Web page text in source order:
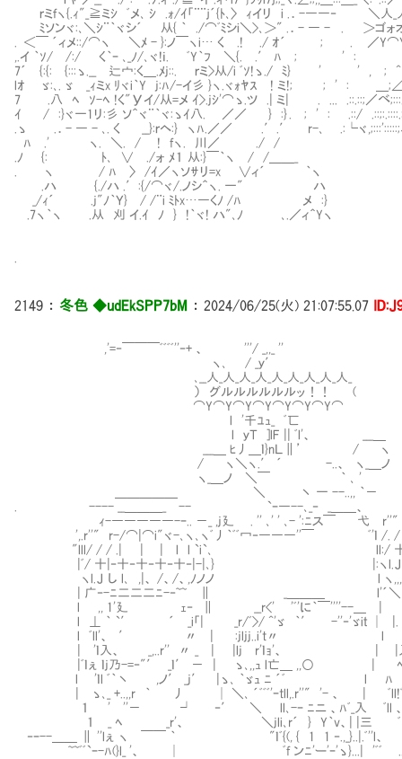
ｒミｆヽ{.ｨ"_≧ミｼ ﾞメ､ ｼ .ｫ/ｲ「¨¨ｊ´{ﾄ､〉 ｨイリ i .．-――‐ ＼人_人
ﾐソンヾ:､＼ｼ¨｀ヾシ´ 从{ ｀ ./⌒ﾞﾐシi＼>､＞" .．- ― - . ＞ゴォオ
. ＜￣ ´ィメ::/⌒ヽ ＼ﾒ - }:ノ￣ヽi… く .! ./ ｵ´ ; . ／
,.イ ｀ｿ/ /:/ く｀ｰ ､_ﾉ/､ヾ!ｉ. ﾞY｀ﾌ ＼{. .′ ﾊ
7´ {:{: {:::ゝ.__ 辷宀:く＿.ﾒj::. ｒミ>从/i ﾞｿ!ゝ./ ﾐ} ' ' , ; ^ :
lｵ ゞ:､. ゞ _ｨミx ﾘヾi｀Y j:ﾊ/-イ彡 }ヽ.ヾｫﾔｽ ! ミ!; ; ' : ＿
7 .八 ﾍ ｿ-ﾍ !く"Уイ/从=メ ｲ>.jｼ'⌒ゝ.ツ .| ミ| . ... .::.::;／べ
ｲ / :}ヾ一1リ:彡 ソ＾ヾ¨｀ヾ:ゝｲ八. ／／ } :} . ; ' : .::/
.ゝ .．- ― - ､. く __}:ｒヘ:} ヽﾊ.／／ .′.′ r-､ .:└ヾ,;:::':::::;ｨ
ﾊ .' ヽ. ＼. / ! fヽ. 川／ ./ /
.ﾉ {: ﾄ､ ∨ ./ォ ﾒ１ 从:}￣｀ヽ / /＿＿_
. ヽ / ﾊ 〉 /ｲ／ヽソｻリ=x ∨ィ´ ｀ヽ
.ハ {./ハ .′:{/⌒ヾ/.ノシ＾ヽ. 一" ハ
_/ｨ´ .j"ﾉ｀Ｙ} / /¨i ﾐﾄx…―くﾉ /ﾊ メ :}
.7ヽ｀ヽ .从 刈 イ.ｲ ﾉ } !｀ヾ! ハ"､ﾉ ､.／ィ＾Yヽ
2149 ： 冬色 ◆udEkSPP7bM ： 2024/06/25(火) 21:07:55.07
,'=‐￣￣￣ﾞﾞﾞﾞ''‐+ 、 '''/ _,,_ ''
ヽ､ / _ｙ′
､__人_人_人_人_人_人_人_人_人_
） グルルルルルルッ
⌒Y⌒Y⌒Y⌒Y⌒Y⌒Y⌒Y⌒
l '千ﾕｭ_ ﾞ匸 __＿
l ｙＴ ]lF || ﾞl'、 ___
___＿ ﾋ丿＿ｌ}nＬ∥’ / ヽ ヽ_
/ ヽ＼ヽ.′ ´ -..、 ヽ_
ヽ_＿ノ ＼￣ ｀ ､ '
＿＿＿＿＿ ＼ 丶 一 --..,, ｀
. ---- __＿＿＿_ -- `ｰ―--､_‐ _＿＿、
ｨ-―――――-ｰ.. －_ ,j廴 . '' ､' ' ､- ':ﾆス￣ 弋 r''" r-/
',.r''" r-/⌒|⌒i"ヾ-､ヽ､ヽﾞ丿｀ﾞﾞ冖‐―――''￣ ﾞ'ｌ /
"lll/ / / .| | | l l `i`､ ll:/ 十|‐十‐十‐
|ﾞ/ 十|‐十‐十‐十‐十‐|-|､} |:ヽl.Ｊ し l､ ,|、
ヽl.Ｊ し l､ ,|、 /、/、,ﾉノノ l ヽ,,,^ ^:::::::￣
| 广‐-ﾆ二二二ﾆ-‐~~ ∥ _＿＿＿ l'´＼ "‐-
l ,, 1'廴 ｪ‐ ∥ __r<' 'ﾞ'に｀￣''''--＿ | 丶 ｀ _ ､
l ⊥ ｀ `′ ´ _i「| _r/ﾞ>/ ^'ゞ ｀′ -''‐'ゞiｔ │ |. 丶
l ﾞll'、 ′ 〃 | :jljj..i't〃 l l、 、 '
| 'ｌ入、 _,..r'' 〃 _ | |lj∑r'ｌｮ'
|ﾞｌぇ ｌj乃-=‐"′ _ｌ′ － | ゝ､,,ｭ l亡＿ ,,○ | ﾍ
l 'ｌl ﾞ｀丶 ,ノ′ _j′ |ゝ､ ｀ゞｭ ﾆ ´ﾞ l ﾊ
| ゝ､_ +..,,r ｀ 丿 │ ＼､ ´ﾞﾞﾞ'ｰtll,.r''" '- 、
１ '∑''－ ┘ ‐′ ＼ ll､-ｰ ﾆニ 、ﾊﾞ_入 ﾞll
１ _ ﾍ _r'、 ＼jli､r´ } Y｀v、| |三
‐ｰ--＿＿ ∥ ''lぇ ヽ ￣￣ ｀ "ｌﾞ{(, { 1 1
~~ﾞﾞ`ｰ-ﾊ(}l_ '、 │ ﾞf ンﾆ'ー'ｰ'ゝ}...| 'ﾞﾞ